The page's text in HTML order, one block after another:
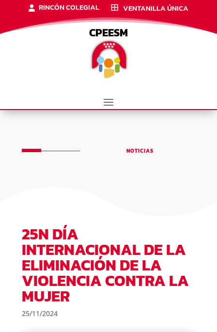
RINCÓN COLEGIAL VENTANILLA ÚNICA
CPEESM
NOTICIAS
25N DÍA
INTERNACIONAL DE LA
ELIMINACIÓN DE LA
VIOLENCIA CONTRA LA
MUJER
25/11/2024